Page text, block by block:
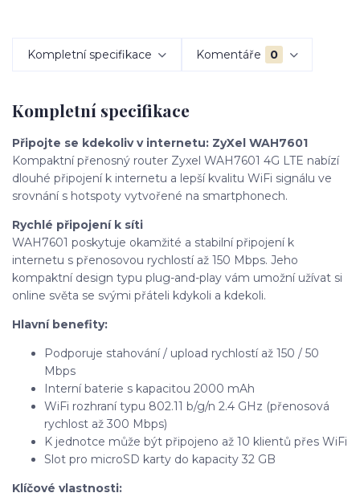
Kompletní specifikace Komentáře 0
Kompletní specifikace
Připojte se kdekoliv v internetu: ZyXel WAH7601
Kompaktní přenosný router Zyxel WAH7601 4G LTE nabízí
dlouhé připojení k internetu a lepší kvalitu WiFi signálu ve
srovnání s hotspoty vytvořené na smartphonech.
Rychlé připojení k síti
WAH7601 poskytuje okamžité a stabilní připojení k
internetu s přenosovou rychlostí až 150 Mbps. Jeho
kompaktní design typu plug-and-play vám umožní užívat si
online světa se svými přáteli kdykoli a kdekoli.
Hlavní benefity:
Podporuje stahování / upload rychlostí až 150 / 50
Mbps
Interní baterie s kapacitou 2000 mAh
WiFi rozhraní typu 802.11 b/g/n 2.4 GHz (přenosová
rychlost až 300 Mbps)
K jednotce může být připojeno až 10 klientů přes WiFi
Slot pro microSD karty do kapacity 32 GB
Klíčové vlastnosti: